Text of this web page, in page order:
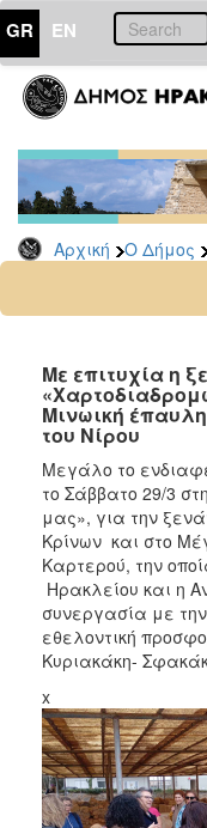
GR EN
Αρχική Ο Δήμος
ΔΗΜΟΣ
Δελτία
Τύπου
Αρχείο
2026
2024
2022
2021
2020
2019
2018
2017
2016
2015
2012
2011
2010
Με επιτυχία η
Μινωική
του Νίρου
Μεγάλο το
το Σάββατο 29/3
μας», για την
Κρίνων και στο
Καρτερού, την
Ηρακλείου και η
συνεργασία με
εθελοντική
Κυριακάκη-